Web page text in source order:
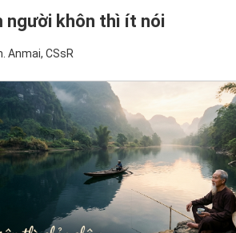
người khôn thì ít nói
Anmai, CSsR